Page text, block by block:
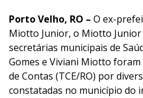
Porto Velho, RO – O ex-
Miotto Junior, o Miotto Junior
secretárias municipais de
Gomes e Viviani Miotto
de Contas (TCE/RO) por
constatadas no município do